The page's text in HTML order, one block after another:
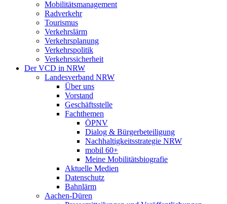
Mobilitätsmanagement
Radverkehr
Tourismus
Verkehrslärm
Verkehrsplanung
Verkehrspolitik
Verkehrssicherheit
Der VCD in NRW
Landesverband NRW
Über uns
Vorstand
Geschäftsstelle
Fachthemen
ÖPNV
Dialog & Bürgerbeteiligung
Nachhaltigkeitsstrategie NRW
mobil 60+
Meine Mobilitätsbiografie
Aktuelle Medien
Datenschutz
Bahnlärm
Aachen-Düren